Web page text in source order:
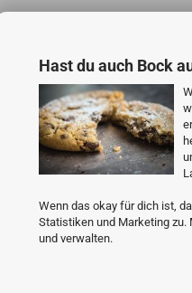
Hast du auch Bock
Wenn das okay für dich ist,
Statistiken und Marketing zu.
und verwalten.